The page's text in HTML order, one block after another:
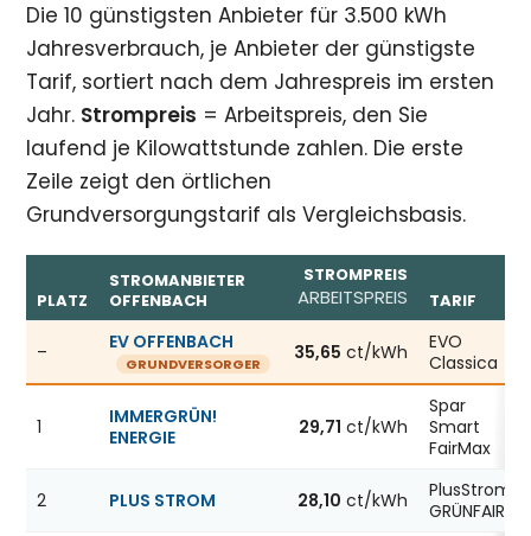
Die 10 günstigsten Anbieter für 3.500 kWh
Jahresverbrauch, je Anbieter der günstigste
Tarif, sortiert nach dem Jahrespreis im ersten
Jahr. Strompreis = Arbeitspreis, den Sie
laufend je Kilowattstunde zahlen. Die erste
Zeile zeigt den örtlichen
Grundversorgungstarif als Vergleichsbasis.
Günstigste Stromanbieter in Offenbach, Stand
PLATZ
STROMANBIETER
OFFENBACH
STROMPREIS
ARBEITSPREIS TARIF
– EV OFFENBACH
GRUNDVERSORGER
35,65 ct/kWh
EVO
Classica
1
IMMERGRÜN!
ENERGIE
29,71 ct/kWh
Spar
Smart
FairMax
2 PLUS STROM 28,10 ct/kWh
PlusStrom
GRÜNFAIR